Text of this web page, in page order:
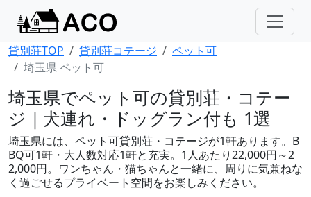
貸別荘TOP 貸別荘コテージ
ペット可
埼玉県 ペット可
埼玉県でペット可の貸別荘・コテー
ジ｜犬連れ・ドッグラン付も 1選
埼玉県には、ペット可貸別荘・コテージが1軒あります。B
BQ可1軒・大人数対応1軒と充実。1人あたり22,000円～2
2,000円。ワンちゃん・猫ちゃんと一緒に、周りに気兼ねな
く過ごせるプライベート空間をお楽しみください。